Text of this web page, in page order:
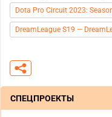
Dota Pro Circuit 2023:
DreamLeague S19 —
СПЕЦПРОЕКТЫ